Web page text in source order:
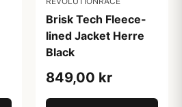
Brisk Tech Fleece-
lined Jacket Herre
Black
849,00 kr